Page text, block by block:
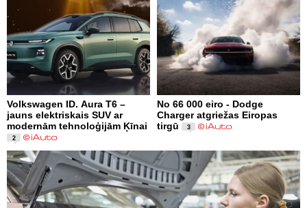
Volkswagen ID. Aura T6 –
jauns elektriskais SUV ar
modernām tehnoloģijām Ķīnai
2
No 66 000 eiro - Dodge
Charger atgriežas Eiropas
tirgū
3